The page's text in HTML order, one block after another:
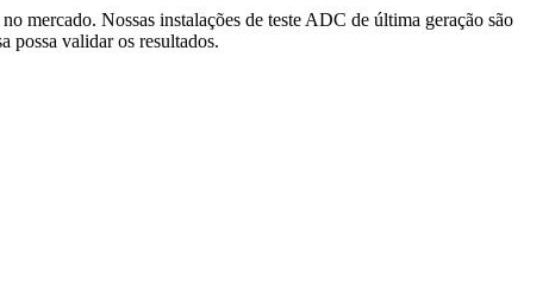
mercado. Nossas instalações de teste ADC de última geração são
possa validar os resultados.